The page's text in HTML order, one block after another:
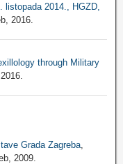
listopada 2014., HGZD,
2016.
through Military
Grada Zagreba
2009.